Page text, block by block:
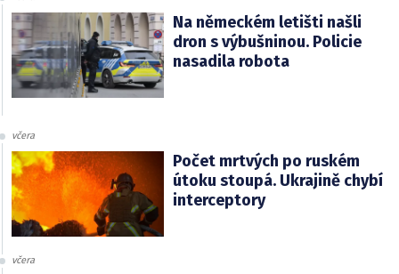
Na německém letišti našli
dron s výbušninou. Policie
nasadila robota
včera
Počet mrtvých po ruském
útoku stoupá. Ukrajině chybí
interceptory
včera